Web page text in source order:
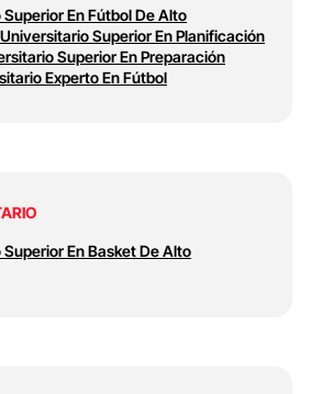
En Fútbol De Alto
Superior En Planificación
Superior En Preparación
Experto En Fútbol
En Basket De Alto